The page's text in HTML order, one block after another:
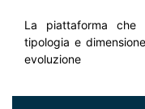
La piattaforma che
tipologia e
evoluzione